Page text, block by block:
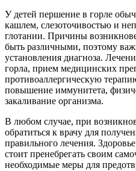
У детей першение в горле
кашлем, слезоточивостью и
глотании. Причины
быть различными, поэтому
установления диагноза.
горла, прием медицинских
противоаллергическую
повышение иммунитета,
закаливание организма.
В любом случае, при
обратиться к врачу для
правильного лечения.
стоит пренебрегать своим
необходимые меры для